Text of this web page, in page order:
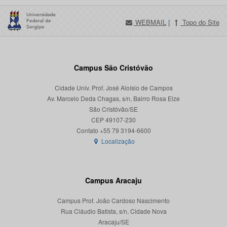
WEBMAIL | Topo do Site
Campus São Cristóvão
Cidade Univ. Prof. José Aloísio de Campos
Av. Marcelo Deda Chagas, s/n, Bairro Rosa Elze
São Cristóvão/SE
CEP 49107-230
Localização
Campus Aracaju
Campus Prof. João Cardoso Nascimento
Rua Cláudio Batista, s/n, Cidade Nova
Aracaju/SE